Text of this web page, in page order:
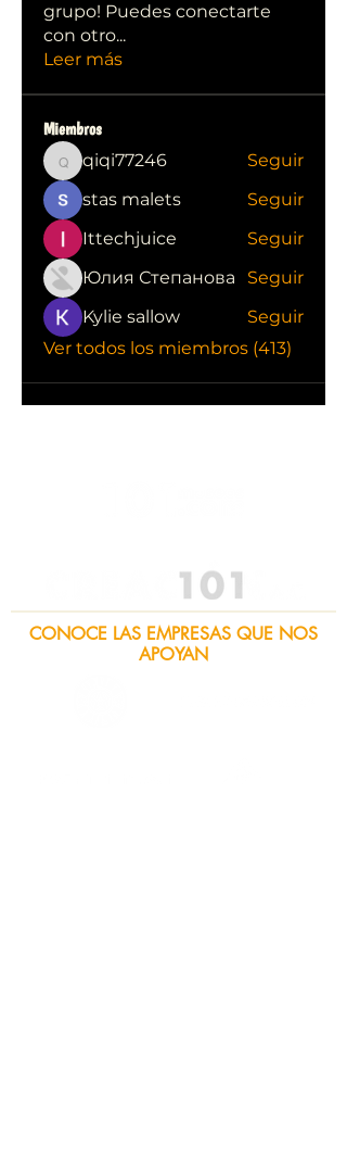
grupo! Puedes conectarte
con otro...
Leer más
Miembros
qiqi77246
qiqi77246
Seguir
stas malets
Seguir
Ittechjuice
Seguir
Юлия Степанова
Seguir
Kylie sallow
Seguir
Ver todos los miembros (413)
CONOCE LAS EMPRESAS QUE NOS
APOYAN